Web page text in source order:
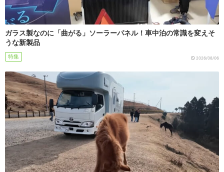
ガラス製なのに「曲がる」ソーラーパネル！車中泊の常識を変えそ
うな新製品
特集 2026/08/06